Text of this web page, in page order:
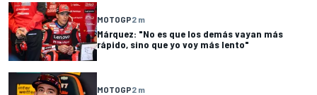
MOTOGP2 m
Márquez: "No es que los demás vayan más
rápido, sino que yo voy más lento"
MOTOGP2 m